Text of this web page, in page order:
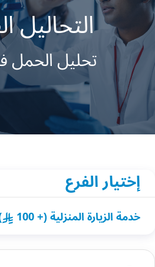
التحاليل
تحليل الحمل
إختيار الفرع
خدمة الزيارة المنزلية (+ 100 )